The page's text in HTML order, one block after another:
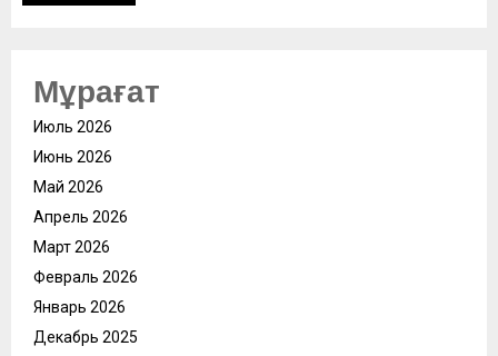
Мұрағат
Июль 2026
Июнь 2026
Май 2026
Апрель 2026
Март 2026
Февраль 2026
Январь 2026
Декабрь 2025